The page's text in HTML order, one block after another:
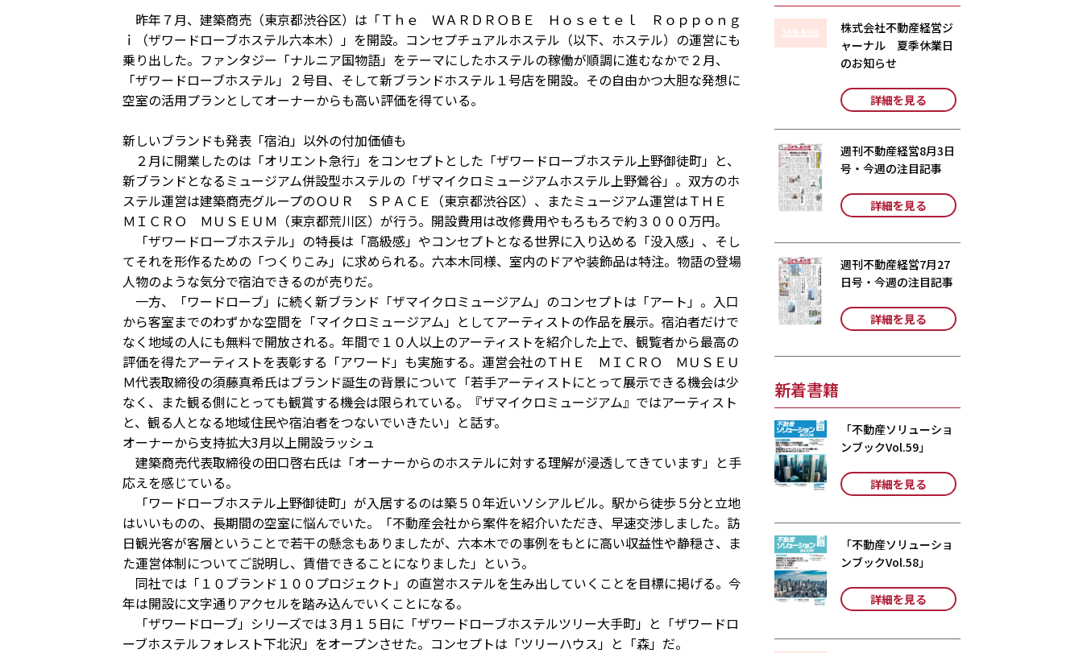
昨年７月、建築商売（東京都渋谷区）は「Ｔｈｅ ＷＡＲＤＲＯＢＥ Ｈｏｓｅｔｅｌ Ｒｏｐｐｏｎｇ
ｉ（ザワードローブホステル六本木）」を開設。コンセプチュアルホステル（以下、ホステル）の運営にも
乗り出した。ファンタジー「ナルニア国物語」をテーマにしたホステルの稼働が順調に進むなかで２月、
「ザワードローブホステル」２号目、そして新ブランドホステル１号店を開設。その自由かつ大胆な発想に
空室の活用プランとしてオーナーからも高い評価を得ている。
新しいブランドも発表「宿泊」以外の付加価値も
２月に開業したのは「オリエント急行」をコンセプトとした「ザワードローブホステル上野御徒町」と、
新ブランドとなるミュージアム併設型ホステルの「ザマイクロミュージアムホステル上野鶯谷」。双方のホ
ステル運営は建築商売グループのＯＵＲ ＳＰＡＣＥ（東京都渋谷区）、またミュージアム運営はＴＨＥ
ＭＩＣＲＯ ＭＵＳＥＵＭ（東京都荒川区）が行う。開設費用は改修費用やもろもろで約３０００万円。
「ザワードローブホステル」の特長は「高級感」やコンセプトとなる世界に入り込める「没入感」、そし
てそれを形作るための「つくりこみ」に求められる。六本木同様、室内のドアや装飾品は特注。物語の登場
人物のような気分で宿泊できるのが売りだ。
一方、「ワードローブ」に続く新ブランド「ザマイクロミュージアム」のコンセプトは「アート」。入口
から客室までのわずかな空間を「マイクロミュージアム」としてアーティストの作品を展示。宿泊者だけで
なく地域の人にも無料で開放される。年間で１０人以上のアーティストを紹介した上で、観覧者から最高の
評価を得たアーティストを表彰する「アワード」も実施する。運営会社のＴＨＥ ＭＩＣＲＯ ＭＵＳＥＵ
Ｍ代表取締役の須藤真希氏はブランド誕生の背景について「若手アーティストにとって展示できる機会は少
なく、また観る側にとっても観賞する機会は限られている。『ザマイクロミュージアム』ではアーティスト
と、観る人となる地域住民や宿泊者をつないでいきたい」と話す。
オーナーから支持拡大3月以上開設ラッシュ
建築商売代表取締役の田口啓右氏は「オーナーからのホステルに対する理解が浸透してきています」と手
応えを感じている。
「ワードローブホステル上野御徒町」が入居するのは築５０年近いソシアルビル。駅から徒歩５分と立地
はいいものの、長期間の空室に悩んでいた。「不動産会社から案件を紹介いただき、早速交渉しました。訪
日観光客が客層ということで若干の懸念もありましたが、六本木での事例をもとに高い収益性や静穏さ、ま
た運営体制についてご説明し、賃借できることになりました」という。
同社では「１０ブランド１００プロジェクト」の直営ホステルを生み出していくことを目標に掲げる。今
年は開設に文字通りアクセルを踏み込んでいくことになる。
「ザワードローブ」シリーズでは３月１５日に「ザワードローブホステルツリー大手町」と「ザワードロ
ーブホステルフォレスト下北沢」をオープンさせた。コンセプトは「ツリーハウス」と「森」だ。
株式会社不動産経営ジ
ャーナル 夏季休業日
のお知らせ
詳細を見る
週刊不動産経営8月3日
号・今週の注目記事
詳細を見る
週刊不動産経営7月27
日号・今週の注目記事
詳細を見る
新着書籍
「不動産ソリューショ
ンブックVol.59」
詳細を見る
「不動産ソリューショ
ンブックVol.58」
詳細を見る